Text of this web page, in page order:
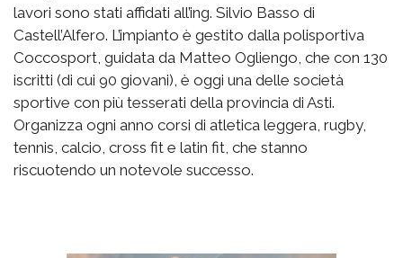
lavori sono stati affidati all’ing. Silvio Basso di
Castell’Alfero. L’impianto è gestito dalla polisportiva
Coccosport, guidata da Matteo Ogliengo, che con 130
iscritti (di cui 90 giovani), è oggi una delle società
sportive con più tesserati della provincia di Asti.
Organizza ogni anno corsi di atletica leggera, rugby,
tennis, calcio, cross fit e latin fit, che stanno
riscuotendo un notevole successo.